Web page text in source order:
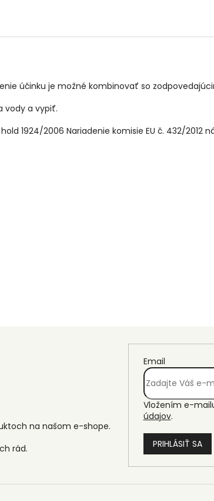
účinku je možné kombinovať so
vody a vypiť.
1924/2006 Nariadenie komisie EU č. 432/2012
na našom e-shope.
Email
Vložením e-
údajov.
PRIHLÁSIŤ SA